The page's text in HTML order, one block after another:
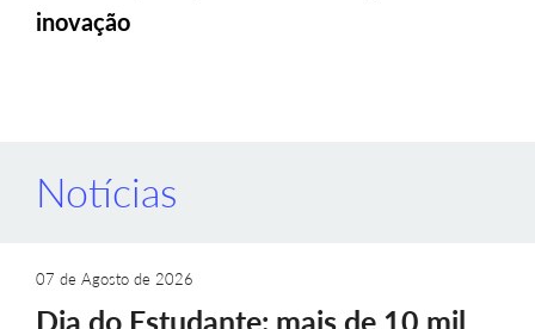
inovação
Notícias
07 de Agosto de 2026
Dia do Estudante: mais de 10 mil